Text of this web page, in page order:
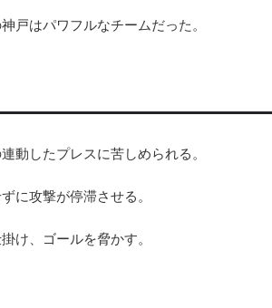
戸はパワフルなチームだった。
動したプレスに苦しめられる。
に攻撃が停滞させる。
け、ゴールを脅かす。